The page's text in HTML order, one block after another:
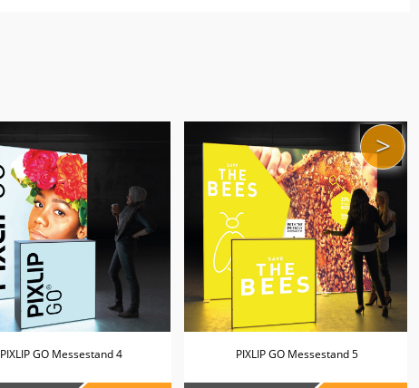
>
PIXLIP GO Messestand 4 PIXLIP GO Messestand 5